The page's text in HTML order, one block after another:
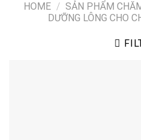
HOME / SẢN PHẨM
DƯỠNG LÔNG CHO